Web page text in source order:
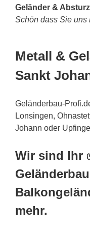
Geländer &
Schön dass Sie uns
Metall &
Sankt
Geländerbau-
Lonsingen,
Johann oder
Wir sind Ihr
mehr.